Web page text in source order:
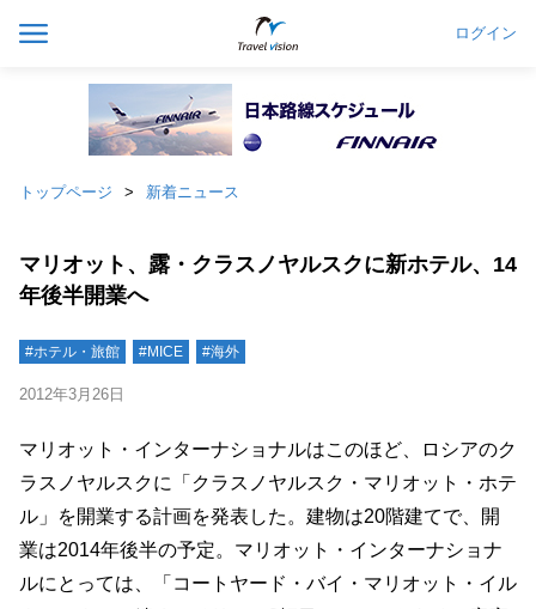
ログイン
トップページ 新着ニュース
マリオット、露・クラスノヤルスクに新ホテル、14
年後半開業へ
#ホテル・旅館 #MICE #海外
2012年3月26日
マリオット・インターナショナルはこのほど、ロシアのク
ラスノヤルスクに「クラスノヤルスク・マリオット・ホテ
ル」を開業する計画を発表した。建物は20階建てで、開
業は2014年後半の予定。マリオット・インターナショナ
ルにとっては、「コートヤード・バイ・マリオット・イル